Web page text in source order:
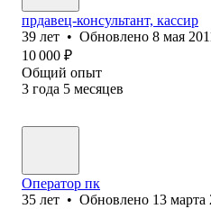
прдавец-консультант, кассир
39 лет • Обновлено 8 мая
10 000 ₽
Общий опыт
3 года 5 месяцев
Оператор пк
35 лет • Обновлено 13 марта